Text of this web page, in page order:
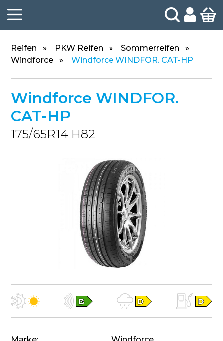
Reifen PKW Reifen
Sommerreifen
Windforce
Windforce WINDFOR. CAT-HP
Windforce WINDFOR.
CAT-HP
175/65R14 H82